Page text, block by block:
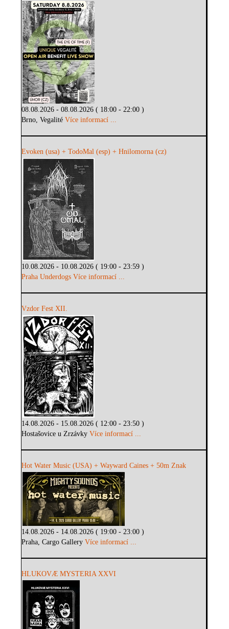
08.08.2026 - 08.08.2026 ( 18:00 - 22:00 )
Brno, VegalitéVíce informací ...
Evoken (usa) + TodoMal (esp) + Hnilomorna (cz)
10.08.2026 - 10.08.2026 ( 19:00 - 23:59 )
Praha Underdogs Více informací ...
Vzdor Fest XII.
14.08.2026 - 15.08.2026 ( 12:00 - 23:50 )
Hostašovice u ZrzávkyVíce informací ...
Hot Water Music (USA) + Wayward Caines + 50m Znak
14.08.2026 - 14.08.2026 ( 19:00 - 23:00 )
Praha, Cargo GalleryVíce informací ...
HLUKOVÆ MYSTERIA XXVI